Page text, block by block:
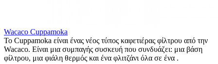
Wacaco Cuppamoka
Το Cuppamoka είναι ένας νέος τύπος καφετιέρας φίλτρου από την
Wacaco. Είναι μια συμπαγής συσκευή που συνδυάζει: μια βάση
φίλτρου, μια φιάλη θερμός και ένα φλιτζάνι όλα σε ένα .